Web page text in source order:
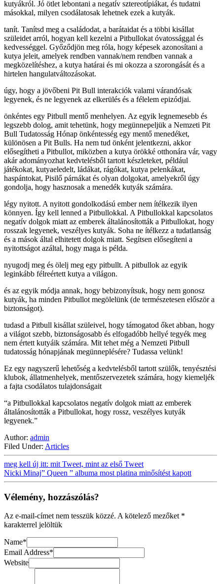
kutyákról. Jó ötlet lebontani a negatív sztereotípiákat, és tudatni
másokkal, milyen csodálatosak lehetnek ezek a kutyák.
tanít. Tanítsd meg a családodat, a barátaidat és a többi kisállat
szüleidet arról, hogyan kell kezelni a Pitbullokat óvatossággal és
kedvességgel. Győződjön meg róla, hogy képesek azonosítani a
kutya jeleit, amelyek rendben vannak/nem rendben vannak a
megközelítéshez, a kutya határai és mi okozza a szorongását és a
hirtelen hangulatváltozásokat.
úgy, hogy a jövőbeni Pit Bull interakciók valami várandósak
legyenek, és ne legyenek az elkerülés és a félelem epizódjai.
önkéntes egy Pitbull mentő menhelyen. Az egyik legnemesebb és
legszebb dolog, amit tehetünk, hogy megünnepeljük a Nemzeti Pit
Bull Tudatosság Hónap önkéntesség egy mentő menedéket,
különösen a Pit Bulls. Ha nem tud önként jelentkezni, akkor
elősegítheti a Pitbullot, miközben a kutya örökké otthonára vár, vagy
akár adományozhat kedvtelésből tartott készleteket, például
játékokat, kutyaeledelt, ládákat, rágókat, kutya pelenkákat,
haspántokat, Pisilő párnákat és olyan dolgokat, amelyekről úgy
gondolja, hogy hasznosak a menedék kutyák számára.
légy nyitott. A nyitott gondolkodású ember nem ítélkezik ilyen
könnyen. Így kell lenned a Pitbullokkal. A Pitbullokkal kapcsolatos
negatív dolgok miatt az emberek általánosították a Pitbullokat, hogy
rosszak legyenek, veszélyes kutyák. Soha ne ítélkezz a tudatlanság
és a mások által elhitetett dolgok miatt. Segítsen elősegíteni a
nyitottságot azáltal, hogy maga is példa.
nyugodj meg és ölelj meg egy pitbullt. A pitbullok az egyik
leginkább félreértett kutya a világon.
és az egyik módja annak, hogy bebizonyítsuk, hogy nem gonosz
kutyák, ha minden Pitbullot megölelünk (de természetesen először a
biztonságot).
tudasd a Pitbull kisállat szüleivel, hogy támogatod őket abban, hogy
a világot szebb, biztonságosabb és elfogadóbb hellyé tegyék meg
nem értett kutyáik számára. Mit tehet még a Nemzeti Pitbull
tudatosság hónapjának megünneplésére? Tudassa velünk!
Ez egy nagyszerű lehetőség a kedvtelésből tartott szülők, tenyésztési
klubok, állatmenhelyek, mentőszervezetek számára, hogy kiemeljék
a fajta csodálatos tulajdonságait
“a Pitbullokkal kapcsolatos negatív dolgok miatt az emberek
általánosították a Pitbullokat, hogy rossz, veszélyes kutyák
legyenek.”
Author: admin
Filed Under: Articles
meg kell új itt: mit Tweet, mint az első Tweet
Nicki Minaj” Queen ” albuma most platina minősítést kapott
Vélemény, hozzászólás?
Az e-mail-címet nem tesszük közzé. A kötelező mezőket *
karakterrel jelöltük
Name*
Email Address*
Website